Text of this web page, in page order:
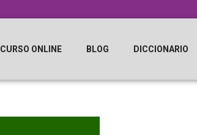
CURSO ONLINE BLOG DICCIONARIO